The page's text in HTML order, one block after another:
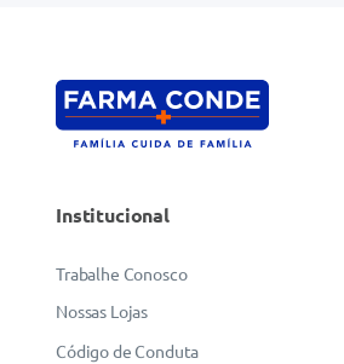
Institucional
Trabalhe Conosco
Nossas Lojas
Código de Conduta